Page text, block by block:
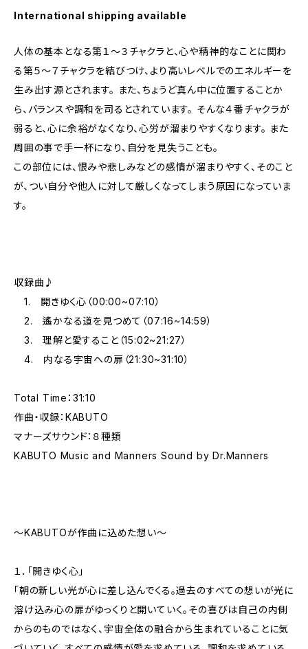
International shipping available
人体の基本となる第１～３チャクラと、心や精神的なことに関わ
る第５～７チャクラを結びつけ、より高いレベルでのエネルギーを
生み出す源とされます。 また、ちょうど真ん中に位置することか
ら、バランスや調和を司るとされています。 そんな４番チャクラが
弱ると、心に余裕がなくなり、心労が溜まりやすくなります。 また
周囲の事で手一杯になり、自分を見失うことも。
この部位には、恨みや悲しみなどの感情が溜まりやすく、そのこと
が、つい自分や他人に対して厳しくなってしまう原因になっていま
す。
収録曲♪
1. 開きゆく心（00:00~07:10）
2. 遙かなる道を見つめて（07:16~14:59）
3. 理解と愛すること（15:02~21:27）
4. 内なる宇宙への扉（21:30~31:10）
Total Time：31:10
作曲・収録：KABUTO
マナーズサウンド：８種類
KABUTO Music and Manners Sound by Dr.Manners
～KABUTOが作曲に込めた想い～
１．「開きゆく心」
「朝の新しい光が心に差し込んでくる。過去のすべての想いが光に
溶け込み心の扉がゆっくりと開いていく。その喜びは自己の内側
からのものではなく、宇宙全体の融合から生まれていることに気